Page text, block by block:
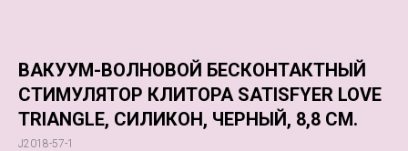
ВАКУУМ-ВОЛНОВОЙ БЕСКОНТАКТНЫЙ
СТИМУЛЯТОР КЛИТОРА SATISFYER LOVE
TRIANGLE, СИЛИКОН, ЧЕРНЫЙ, 8,8 СМ.
J2018-57-1